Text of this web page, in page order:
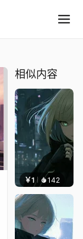
相似内容
￥1 142